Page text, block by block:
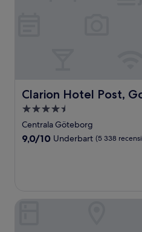
Clarion Hotel Post,
Clarion Hotel Post,
4.5-
stjärnigt
boende
Centrala Göteborg
9.0
9,0/10 Underbart (5 338